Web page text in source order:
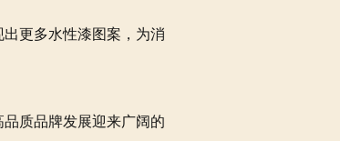
更多水性漆图案，为消
质品牌发展迎来广阔的